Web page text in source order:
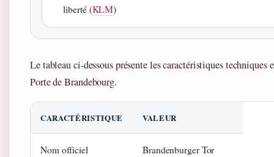
liberté (KLM)
Le tableau ci-dessous présente les caractéristiques techniques
Porte de Brandebourg.
CARACTÉRISTIQUE VALEUR
Nom officiel Brandenburger Tor